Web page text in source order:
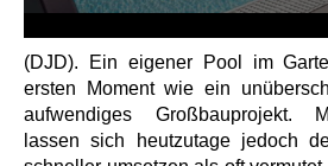
(DJD). Ein eigener Pool im
ersten Moment wie ein
aufwendiges Großbauprojekt.
lassen sich heutzutage jedoch